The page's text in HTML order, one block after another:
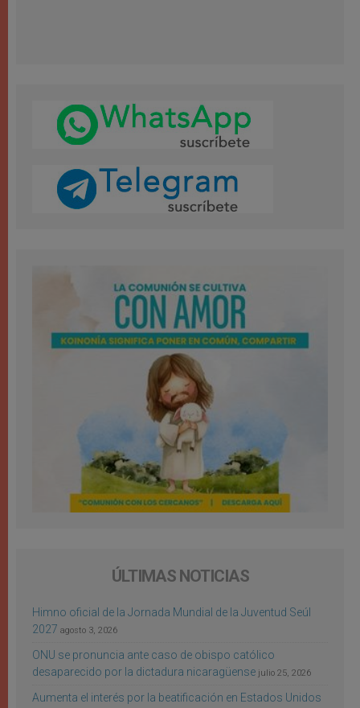
ÚLTIMAS NOTICIAS
Himno oficial de la Jornada Mundial de la Juventud Seúl
2027 agosto 3, 2026
ONU se pronuncia ante caso de obispo católico
desaparecido por la dictadura nicaragüense julio 25, 2026
Aumenta el interés por la beatificación en Estados Unidos